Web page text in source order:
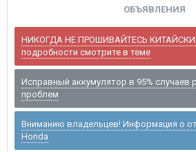
ОБЪЯВЛЕНИЯ
НИКОГДА НЕ ПРОШИВАЙТЕСЬ
подробности смотрите в теме
Исправный аккумулятор в 95%
проблем
Вниманию владельцев! Информация о
Honda